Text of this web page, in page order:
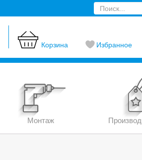
Корзина Избранное
Монтаж